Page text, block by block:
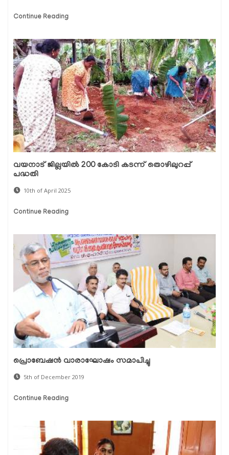
Continue Reading
വയനാട് ജില്ലയിൽ 200 കോടി കടന്ന് തൊഴിലുറപ്പ്
പദ്ധതി
10th of April 2025
Continue Reading
പ്രൊബേഷന്‍ വാരാഘോഷം സമാപിച്ചു
5th of December 2019
Continue Reading